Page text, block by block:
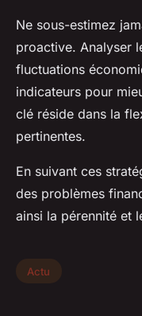
Ne sous-estimez
proactive. Analyser
fluctuations
indicateurs pour
clé réside dans la
pertinentes.
En suivant ces
des problèmes
ainsi la pérennité et
Actu